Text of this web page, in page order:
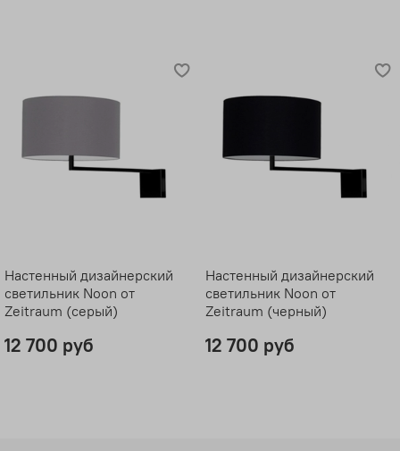
Настенный дизайнерский
светильник Noon от
Zeitraum (серый)
12 700 руб
Настенный дизайнерский
светильник Noon от
Zeitraum (черный)
12 700 руб